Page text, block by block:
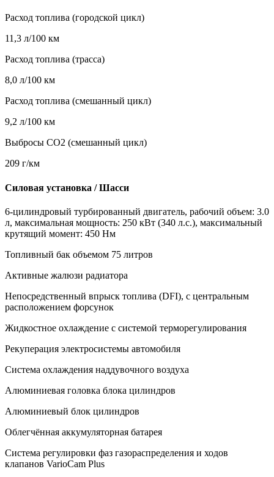
Расход топлива (городской цикл)
11,3 л/100 км
Расход топлива (трасса)
8,0 л/100 км
Расход топлива (смешанный цикл)
9,2 л/100 км
Выбросы CO2 (смешанный цикл)
209 г/км
Силовая установка / Шасси
6-цилиндровый турбированный двигатель, рабочий объем: 3.0
л, максимальная мощность: 250 кВт (340 л.с.), максимальный
крутящий момент: 450 Нм
Топливный бак объемом 75 литров
Активные жалюзи радиатора
Непосредственный впрыск топлива (DFI), с центральным
расположением форсунок
Жидкостное охлаждение с системой терморегулирования
Рекуперация электросистемы автомобиля
Система охлаждения наддувочного воздуха
Алюминиевая головка блока цилиндров
Алюминиевый блок цилиндров
Облегчённая аккумуляторная батарея
Система регулировки фаз газораспределения и ходов
клапанов VarioCam Plus